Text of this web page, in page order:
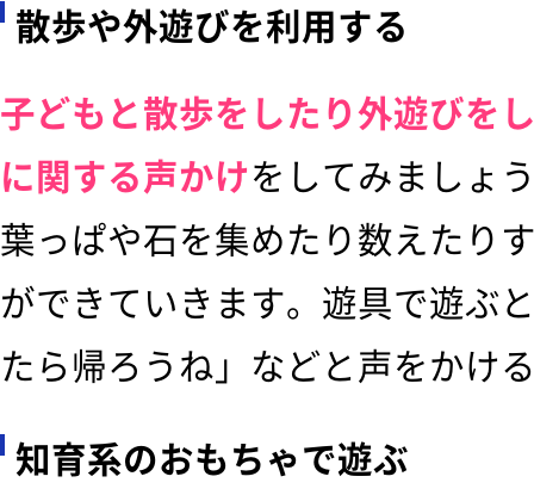
散歩や外遊びを利用する
子どもと散歩をしたり外遊びを
に関する声かけをしてみましょ
葉っぱや石を集めたり数えたり
ができていきます。遊具で遊ぶ
たら帰ろうね」などと声をかけ
知育系のおもちゃで遊ぶ